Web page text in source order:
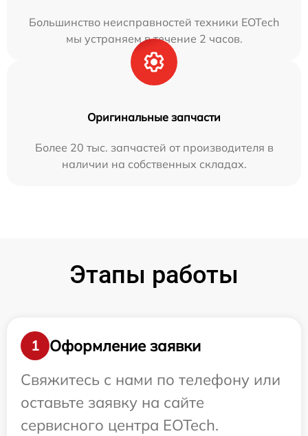
Большинство неисправностей техники EOTech
мы устраняем в течение 2 часов.
Оригинальные запчасти
Более 20 тыс. запчастей от производителя в
наличии на собственных складах.
Этапы работы
1
Оформление заявки
Свяжитесь с нами по телефону или
оставьте заявку на сайте
сервисного центра EOTech.